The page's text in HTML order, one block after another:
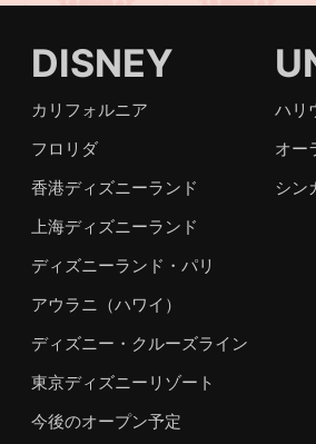
DISNEY
カリフォルニア
フロリダ
香港ディズニーランド
上海ディズニーランド
ディズニーランド・パリ
アウラニ（ハワイ）
ディズニー・クルーズライン
東京ディズニーリゾート
今後のオープン予定
ハリ
オー
シン